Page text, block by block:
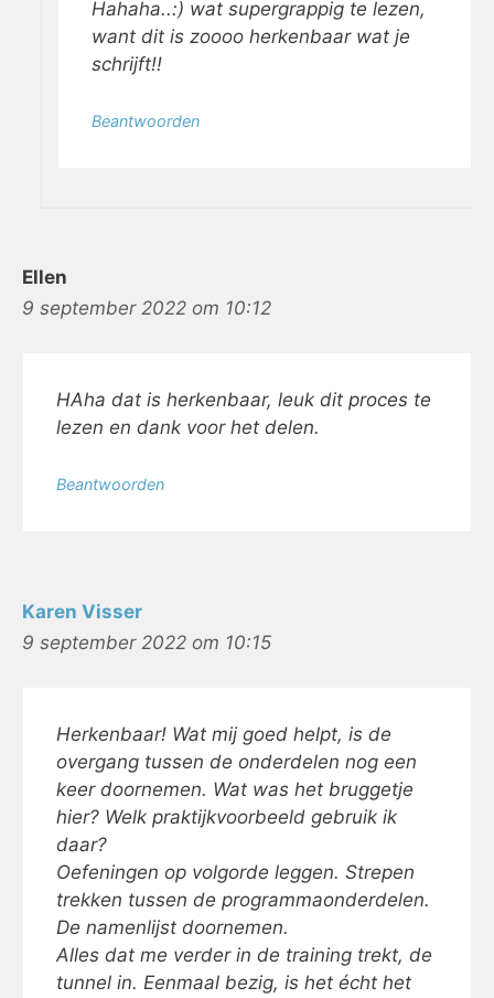
Hahaha..:) wat supergrappig te lezen,
want dit is zoooo herkenbaar wat je
schrijft!!
Beantwoorden
Ellen
9 september 2022 om 10:12
HAha dat is herkenbaar, leuk dit proces te
lezen en dank voor het delen.
Beantwoorden
Karen Visser
9 september 2022 om 10:15
Herkenbaar! Wat mij goed helpt, is de
overgang tussen de onderdelen nog een
keer doornemen. Wat was het bruggetje
hier? Welk praktijkvoorbeeld gebruik ik
daar?
Oefeningen op volgorde leggen. Strepen
trekken tussen de programmaonderdelen.
De namenlijst doornemen.
Alles dat me verder in de training trekt, de
tunnel in. Eenmaal bezig, is het écht het